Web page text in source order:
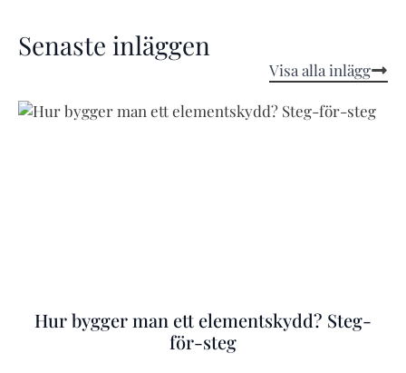
Senaste inläggen
Visa alla inlägg
Hur bygger man ett elementskydd? Steg-
för-steg